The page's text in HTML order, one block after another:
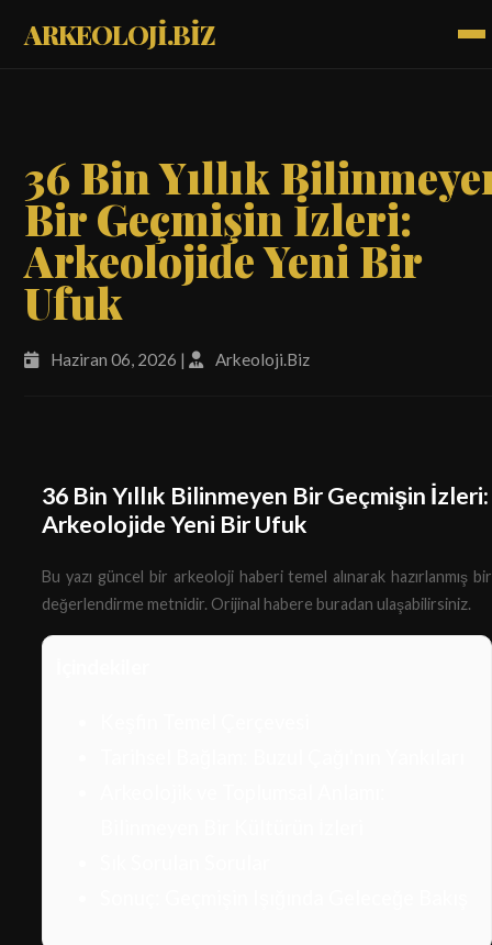
ARKEOLOJİ.BİZ
36 Bin Yıllık
Bir Geçmişin İzleri:
Arkeolojide Yeni Bir
Ufuk
Haziran 06, 2026 | Arkeoloji.Biz
36 Bin Yıllık Bilinmeyen Bir Geçmişin İzleri:
Arkeolojide Yeni Bir Ufuk
Bu yazı güncel bir arkeoloji haberi temel alınarak hazırlanmış bir
değerlendirme metnidir. Orijinal habere buradan ulaşabilirsiniz.